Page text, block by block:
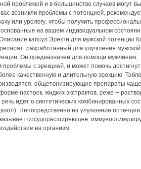
проблемой и в большинстве случаев могут
возникли проблемы с потенцией,
или урологу, чтобы получить
на вашем индивидуальном
капсул Эректи для мужской потенции
разработанный для улучшения
Он предназначен для помощи мужчинам,
с эрекцией, и может помочь
качественную и длительную эрекцию.
общетонизирующие препараты чаще
настоек, жидких экстрактов, реже –
идёт о синтетических комбинированных
Непосредственно на улучшение потенции
сосудорасширяющее,
на организм.